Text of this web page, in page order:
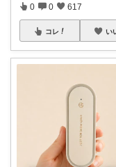
0 0 617
コレ い